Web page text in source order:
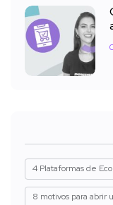
4 Plataformas de
8 motivos para abrir